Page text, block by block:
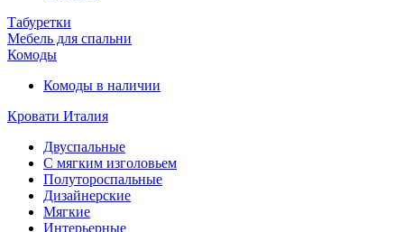
Табуретки
Мебель для спальни
Комоды
Комоды в наличии
Кровати Италия
Двуспальные
С мягким изголовьем
Полутороспальные
Дизайнерские
Мягкие
Интерьерные